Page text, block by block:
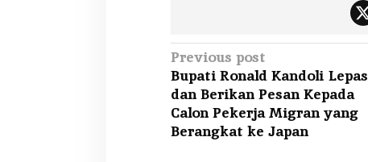
P
o
s
t
Previous post
Bupati Ronald Kandoli Lepas
dan Berikan Pesan Kepada
Calon Pekerja Migran yang
Berangkat ke Japan